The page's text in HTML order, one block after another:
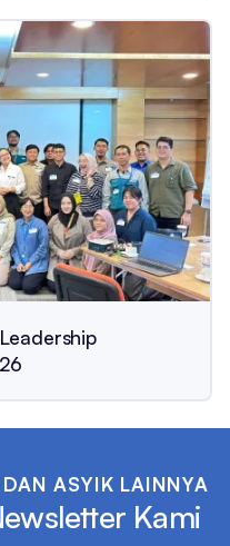
ASYIK LAINNYA
Kami